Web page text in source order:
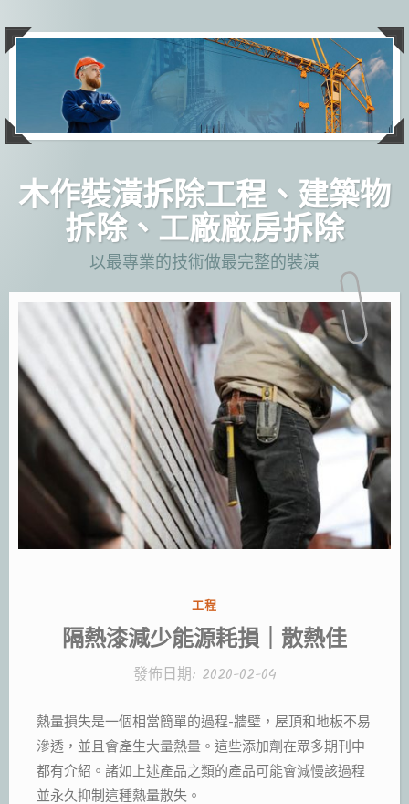
主
木作裝潢拆除工程、建築物
拆除、工廠廠房拆除
以最專業的技術做最完整的裝潢
分
類:
工程
隔熱漆減少能源耗損｜散熱佳
發佈日期: 2020-02-04
熱量損失是一個相當簡單的過程-牆壁，屋頂和地板不易
滲透，並且會產生大量熱量。這些添加劑在眾多期刊中
都有介紹。諸如上述產品之類的產品可能會減慢該過程
並永久抑制這種熱量散失。